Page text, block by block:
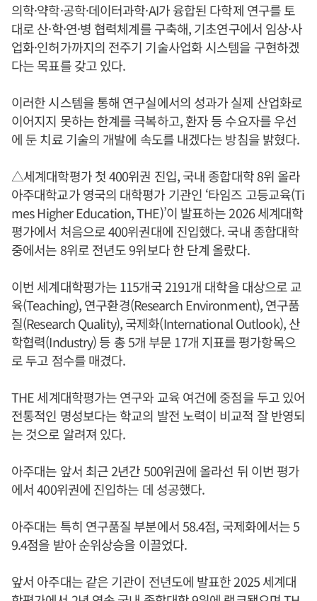
의학·약학·공학·데이터과학·AI가 융합된 다학제 연구를 토
대로 산·학·연·병 협력체계를 구축해, 기초연구에서 임상·사
업화·인허가까지의 전주기 기술사업화 시스템을 구현하겠
다는 목표를 갖고 있다.
이러한 시스템을 통해 연구실에서의 성과가 실제 산업화로
이어지지 못하는 한계를 극복하고, 환자 등 수요자를 우선
에 둔 치료 기술의 개발에 속도를 내겠다는 방침을 밝혔다.
△세계대학평가 첫 400위권 진입, 국내 종합대학 8위 올라
아주대학교가 영국의 대학평가 기관인 ‘타임즈 고등교육(Ti
mes Higher Education, THE)’이 발표하는 2026 세계대학
평가에서 처음으로 400위권대에 진입했다. 국내 종합대학
중에서는 8위로 전년도 9위보다 한 단계 올랐다.
이번 세계대학평가는 115개국 2191개 대학을 대상으로 교
육(Teaching), 연구환경(Research Environment), 연구품
질(Research Quality), 국제화(International Outlook), 산
학협력(Industry) 등 총 5개 부문 17개 지표를 평가항목으
로 두고 점수를 매겼다.
THE 세계대학평가는 연구와 교육 여건에 중점을 두고 있어
전통적인 명성보다는 학교의 발전 노력이 비교적 잘 반영되
는 것으로 알려져 있다.
아주대는 앞서 최근 2년간 500위권에 올라선 뒤 이번 평가
에서 400위권에 진입하는 데 성공했다.
아주대는 특히 연구품질 부분에서 58.4점, 국제화에서는 5
9.4점을 받아 순위상승을 이끌었다.
앞서 아주대는 같은 기관이 전년도에 발표한 2025 세계대